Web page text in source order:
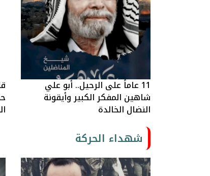
11 عاماً على الرحيل.. أبو علي
شاهين المفكر الكبير وأيقونة
النضال الخالدة
شهداء الحركة